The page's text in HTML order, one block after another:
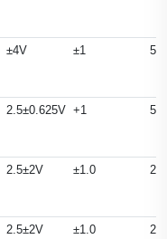
±4V ±1 50
2.5±0.625V +1 50
2.5±2V ±1.0
2.5±2V ±1.0